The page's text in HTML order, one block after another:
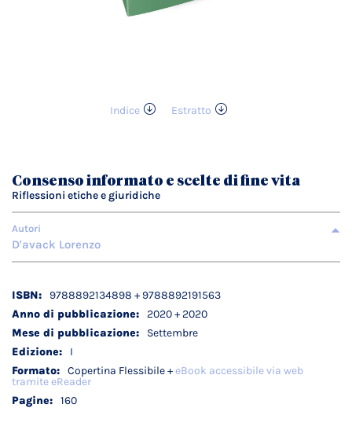
Indice
Estratto
galleria
di
immagini
Consenso informato e scelte di fine vita
Riflessioni etiche e giuridiche
Autori
D'avack Lorenzo
Dettagli
tecnici
9788892134898 + 9788892191563
2020 + 2020
Settembre
I
Copertina Flessibile +eBook accessibile via web
tramite eReader
160